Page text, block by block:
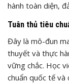
hành toàn diện,
Tuân thủ tiêu
Đây là mô-đun
thuyết và thực
vững chắc. Học
chuẩn quốc tế và